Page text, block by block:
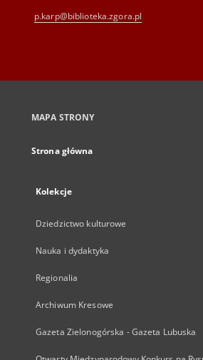
p.karp@biblioteka.zgora.pl
MAPA STRONY
Strona główna
Kolekcje
Dziedzictwo kulturowe
Nauka i dydaktyka
Regionalia
Archiwum Kresowe
Gazeta Zielonogórska - Gazeta Lubuska